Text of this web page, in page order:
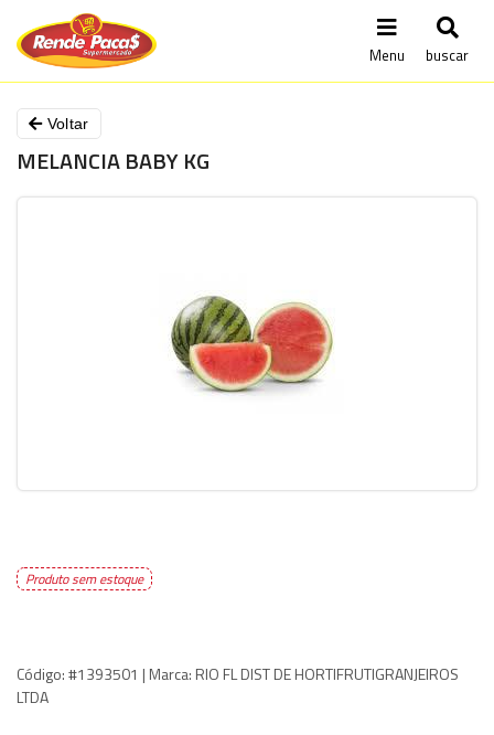
Menu buscar
Voltar
MELANCIA BABY KG
Produto sem estoque
Código:#1393501 | Marca: RIO FL DIST DE HORTIFRUTIGRANJEIROS
LTDA